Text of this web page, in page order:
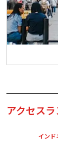
アクセス
インド